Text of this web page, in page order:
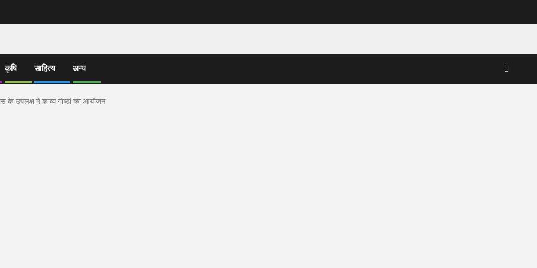
कृषि साहित्य अन्य
के उपलक्ष में काव्य गोष्ठी का आयोजन